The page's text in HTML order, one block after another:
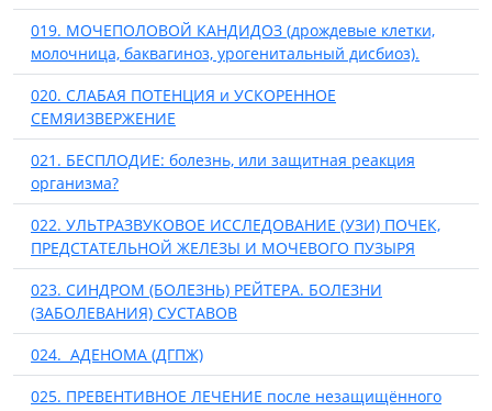
019. МОЧЕПОЛОВОЙ КАНДИДОЗ (дрождевые клетки,
молочница, баквагиноз, урогенитальный дисбиоз).
020. СЛАБАЯ ПОТЕНЦИЯ и УСКОРЕННОЕ
СЕМЯИЗВЕРЖЕНИЕ
021. БЕСПЛОДИЕ: болезнь, или защитная реакция
организма?
022. УЛЬТРАЗВУКОВОЕ ИССЛЕДОВАНИЕ (УЗИ) ПОЧЕК,
ПРЕДСТАТЕЛЬНОЙ ЖЕЛЕЗЫ И МОЧЕВОГО ПУЗЫРЯ
023. СИНДРОМ (БОЛЕЗНЬ) РЕЙТЕРА. БОЛЕЗНИ
(ЗАБОЛЕВАНИЯ) СУСТАВОВ
024. АДЕНОМА (ДГПЖ)
025. ПРЕВЕНТИВНОЕ ЛЕЧЕНИЕ после незащищённого